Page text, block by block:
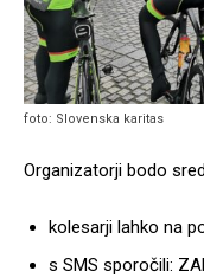
foto: Slovenska karitas
Organizatorji bodo
kolesarji lahko na
s SMS sporočili: